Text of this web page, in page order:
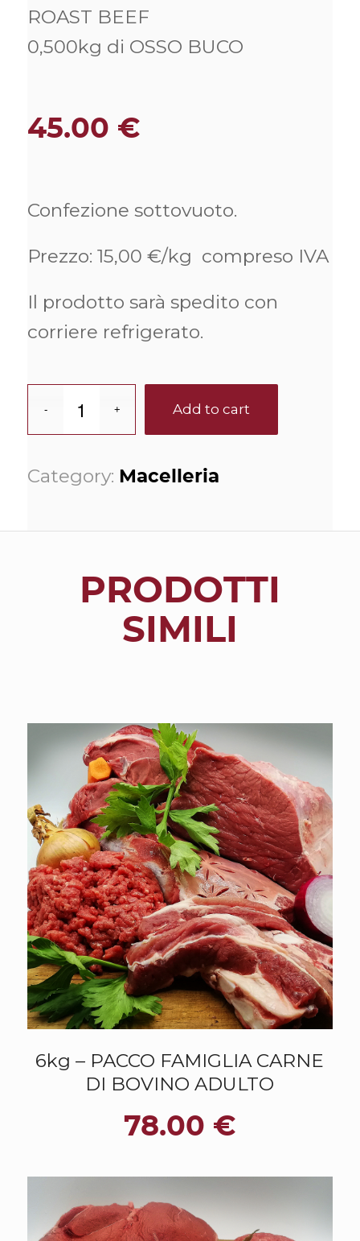
ROAST BEEF
0,500kg di OSSO BUCO
45.00 €
Confezione sottovuoto.
Prezzo: 15,00 €/kg compreso IVA
Il prodotto sarà spedito con
corriere refrigerato.
Add to cart
Category: Macelleria
PRODOTTI
SIMILI
6kg – PACCO FAMIGLIA CARNE
DI BOVINO ADULTO
78.00 €